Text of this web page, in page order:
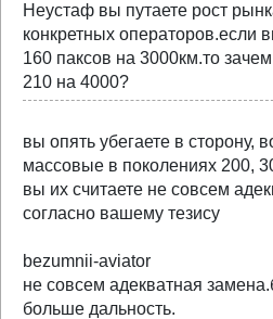
Неустаф вы путаете рост
конкретных операторов.если
160 паксов на 3000км.то
210 на 4000?
вы опять убегаете в сторону,
массовые в поколениях 200,
вы их считаете не совсем
согласно вашему тезису
bezumnii-aviator
не совсем адекватная
больше дальность.